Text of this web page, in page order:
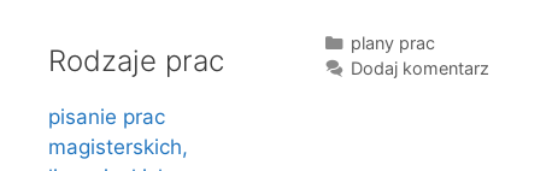
Kategorie
plany prac
Dodaj komentarz
Rodzaje prac
pisanie prac
magisterskich,